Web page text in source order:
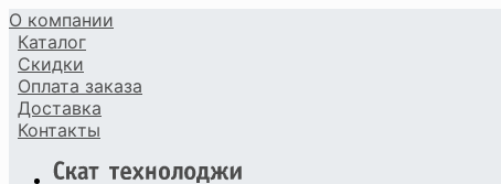
О компании
Каталог
Скидки
Оплата заказа
Доставка
Контакты